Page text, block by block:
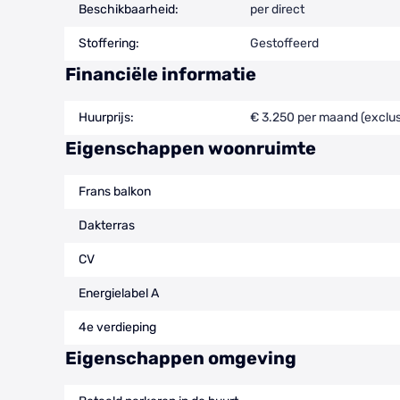
Beschikbaarheid: per direct
Stoffering: Gestoffeerd
Financiële informatie
Huurprijs: € 3.250 per maand
Eigenschappen woonruimte
Frans balkon
Dakterras
CV
Energielabel A
4e verdieping
Eigenschappen omgeving